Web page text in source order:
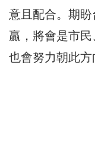
意且配合。期
贏，將會是市
也會努力朝此方